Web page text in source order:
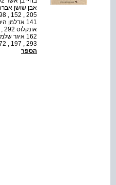
293 , 197 , 172 , 165 אייזנשטאט אברהם צבי הירש 293 , 252 איילנבורג יששכר בער 293 , 177 איסרלין ישראל 29...
הספר